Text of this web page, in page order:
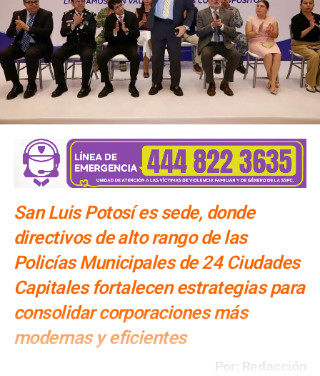
San Luis Potosí es sede, donde
directivos de alto rango de las
Policías Municipales de 24 Ciudades
Capitales fortalecen estrategias para
consolidar corporaciones más
modernas y eficientes
Por: Redacción